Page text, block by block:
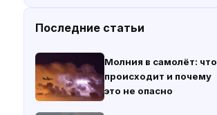
Последние статьи
Молния в самолёт: что
происходит и почему
это не опасно